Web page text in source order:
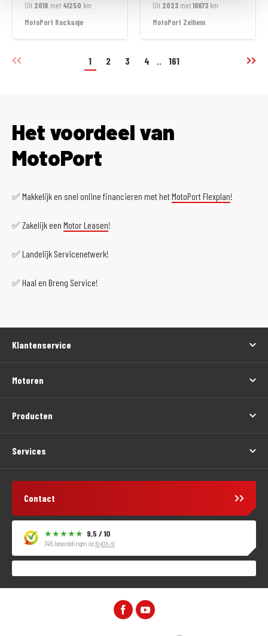
Uit 2018 met 41250 km
MotoPort Rockanje
Uit 2023 met16673 km
MotoPort Zelhem
1 2 3 4 .. 161
Het voordeel van
MotoPort
✅ Makkelijk en snel online financieren met hetMotoPort Flexplan!
✅ Zakelijk een Motor Leasen!
✅ Landelijk Servicenetwerk!
✅ Haal en Breng Service!
Klantenservice
Motoren
Producten
Services
Contact
9,5 / 10
3415 beoordelingen op KiyOh.nl